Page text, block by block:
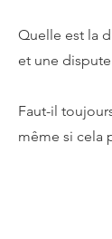
Quelle est la
et une dispute
Faut-il
même si cela